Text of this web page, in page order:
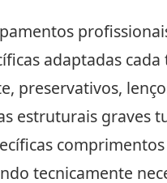
adaptadas
preservativos,
estruturais graves
tecnicamente